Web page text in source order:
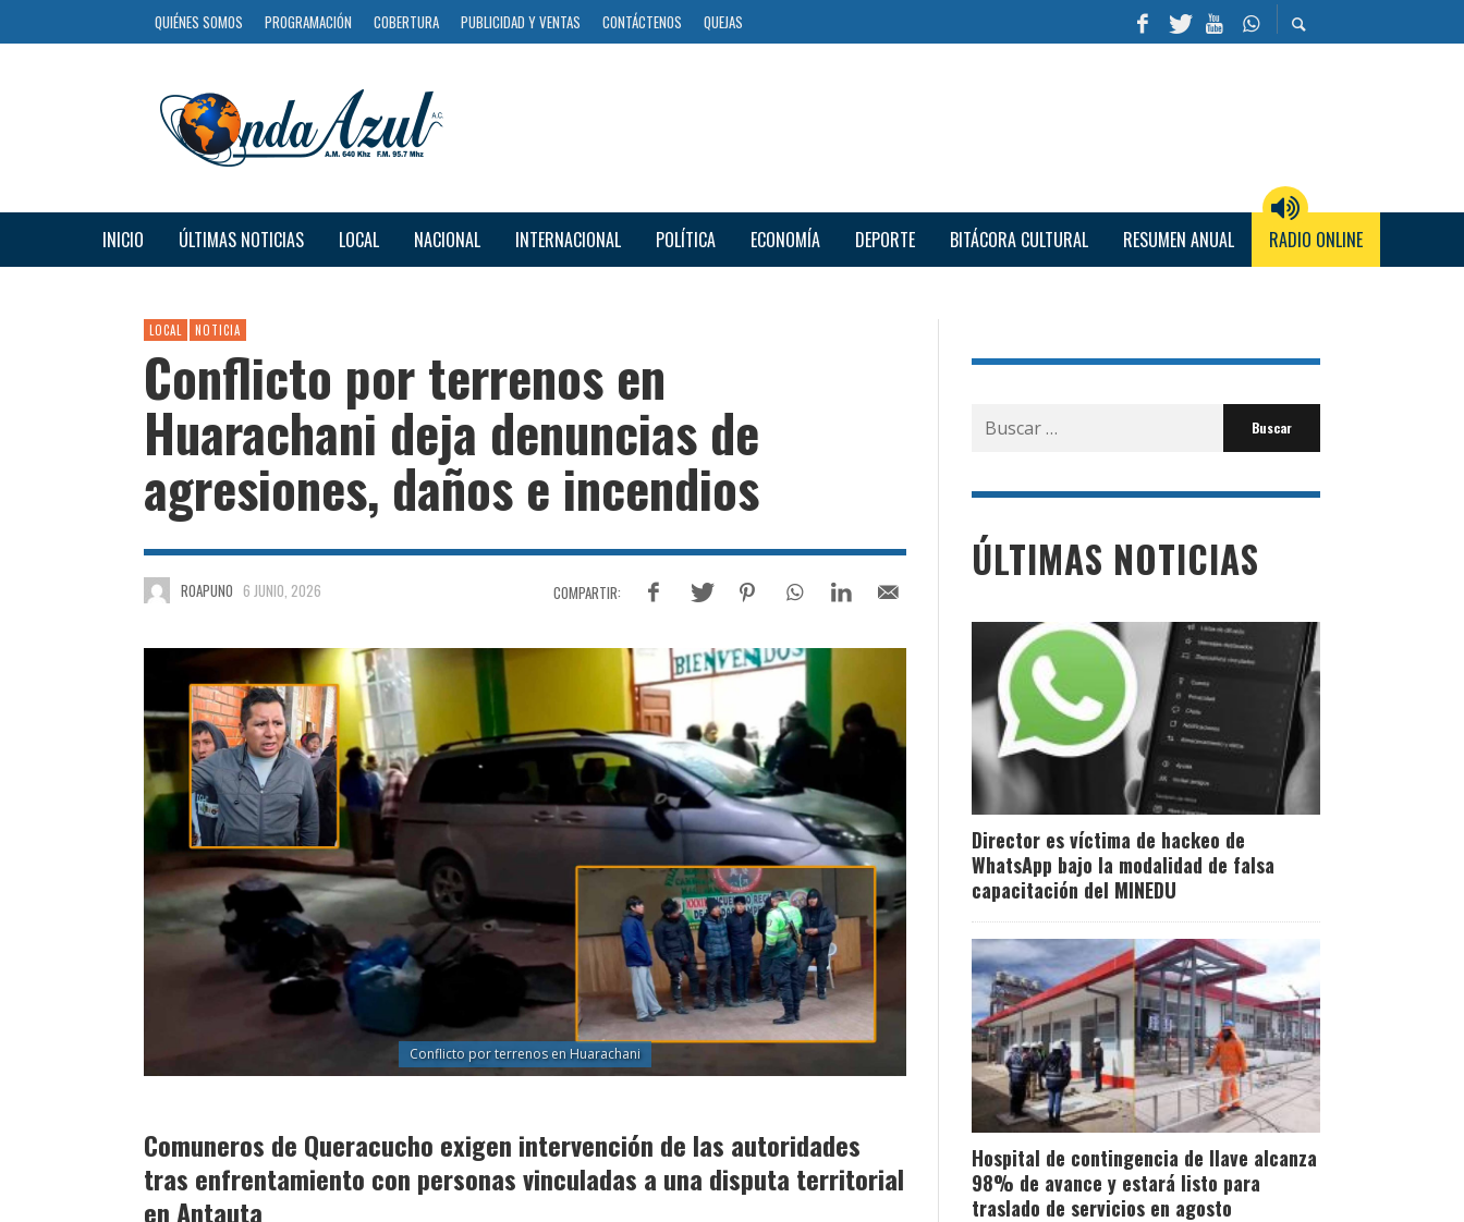
QUIÉNES SOMOS PROGRAMACIÓN COBERTURA PUBLICIDAD Y VENTAS CONTÁCTENOS QUEJAS
INICIO ÚLTIMAS NOTICIAS LOCAL NACIONAL INTERNACIONAL POLÍTICA ECONOMÍA DEPORTE BITÁCORA CULTURAL RESUMEN ANUAL RADIO ONLINE
LOCAL NOTICIA
Conflicto por terrenos en
Huarachani deja denuncias de
agresiones, daños e incendios
ROAPUNO 6 JUNIO, 2026
Conflicto por terrenos en Huarachani
Comuneros de Queracucho exigen intervención de las autoridades
tras enfrentamiento con personas vinculadas a una disputa territorial
en Antauta
Buscar
por:
ÚLTIMAS NOTICIAS
Director es víctima de hackeo de
WhatsApp bajo la modalidad de falsa
capacitación del MINEDU
Hospital de contingencia de Ilave alcanza
98% de avance y estará listo para
traslado de servicios en agosto